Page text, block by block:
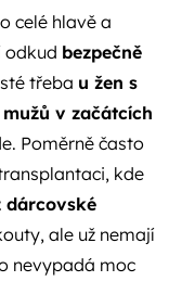
celé hlavě a
odkud bezpečně
třeba u žen s
v začátcích
Poměrně často
kde
dárcovské
ale už nemají
nevypadá moc